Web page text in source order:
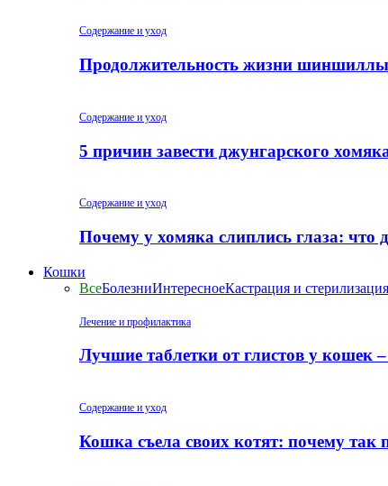
Содержание и уход
Продолжительность жизни шиншиллы
Содержание и уход
5 причин завести джунгарского
Содержание и уход
Почему у хомяка слиплись глаза: что
Кошки
ВсеБолезниИнтересноеКастрация и стерилизация
Лечение и профилактика
Лучшие таблетки от глистов у кошек
Содержание и уход
Кошка съела своих котят: почему так